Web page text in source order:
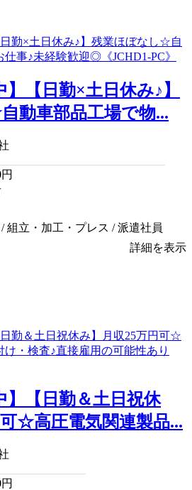
】【日勤×土日休み♪】
動車部品工場で物...
円
組立・加工・プレス / 派遣社員
詳細を表示
】【日勤＆土日祝休
☆高圧電気関連製品...
円